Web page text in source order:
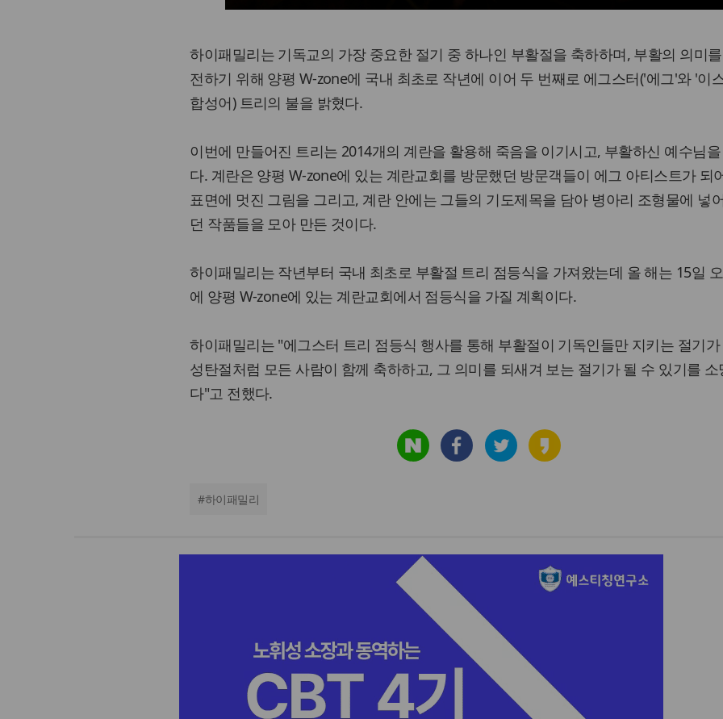
하이패밀리는 기독교의 가장 중요한 절기 중 하나인 부활절을 축하하며, 부활의 의미
전하기 위해 양평 W-zone에 국내 최초로 작년에 이어 두 번째로 에그스터('에그'와 '이
합성어) 트리의 불을 밝혔다.
이번에 만들어진 트리는 2014개의 계란을 활용해 죽음을 이기시고, 부활하신 예수님
다. 계란은 양평 W-zone에 있는 계란교회를 방문했던 방문객들이 에그 아티스트가 되
표면에 멋진 그림을 그리고, 계란 안에는 그들의 기도제목을 담아 병아리 조형물에 넣
던 작품들을 모아 만든 것이다.
하이패밀리는 작년부터 국내 최초로 부활절 트리 점등식을 가져왔는데 올 해는 15일
에 양평 W-zone에 있는 계란교회에서 점등식을 가질 계획이다.
하이패밀리는 "에그스터 트리 점등식 행사를 통해 부활절이 기독인들만 지키는 절기
성탄절처럼 모든 사람이 함께 축하하고, 그 의미를 되새겨 보는 절기가 될 수 있기를 소
다"고 전했다.
#하이패밀리